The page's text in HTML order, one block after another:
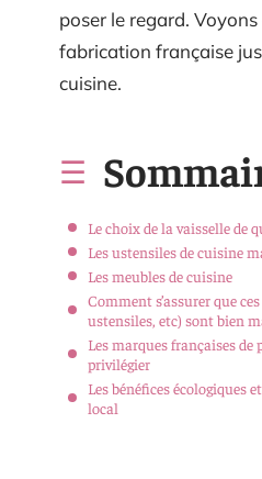
poser le regard.
fabrication française
cuisine.
Le choix de la vaisselle de
Les ustensiles de cuisine
Les meubles de cuisine
Comment s’assurer que
ustensiles, etc) sont bien
Les marques françaises
privilégier
Les bénéfices écologiques
local